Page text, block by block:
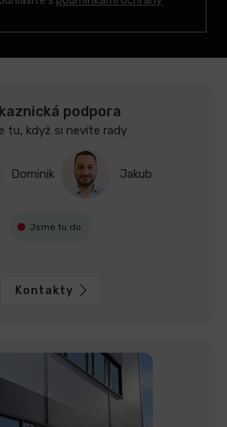
podpora
tu, když si nevíte rady
Dominik Jakub
Jsme tu do
Kontakty